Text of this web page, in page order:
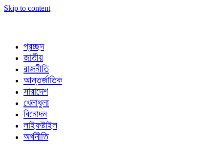
Skip to content
প্রচ্ছদ
জাতীয়
রাজনীতি
আন্তর্জাতিক
সারাদেশ
খেলাধুলা
বিনোদন
লাইফষ্টাইল
অর্থনীতি